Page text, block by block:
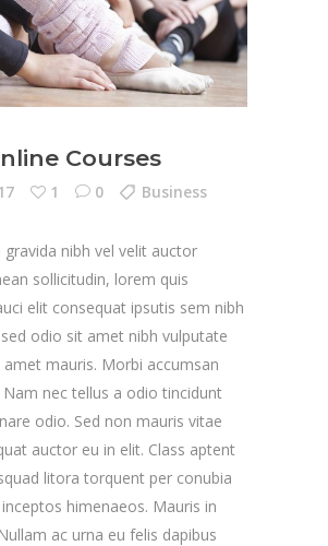
Courses
1 0 Business
gravida nibh vel velit auctor
sollicitudin, lorem quis
elit consequat ipsutis sem nibh
odio sit amet nibh vulputate
amet mauris. Morbi accumsan
Nam nec tellus a odio tincidunt
odio. Sed non mauris vitae
auctor eu in elit. Class aptent
litora torquent per conubia
himenaeos. Mauris in
ac urna eu felis dapibus